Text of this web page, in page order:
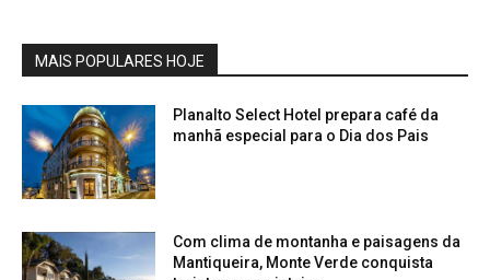
MAIS POPULARES HOJE
Planalto Select Hotel prepara café da
manhã especial para o Dia dos Pais
Com clima de montanha e paisagens da
Mantiqueira, Monte Verde conquista